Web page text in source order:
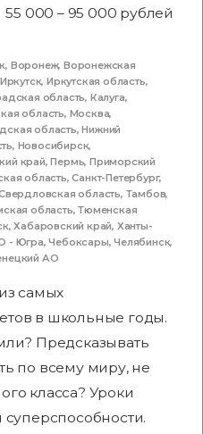
55 000 – 95 000 рублей
, Воронеж,Воронежская
Иркутск,Иркутская область,
область, Калуга,
область, Москва,
область,Нижний
, Новосибирск,
край,Пермь,Приморский
область,Санкт-Петербург,
область, Тамбов,
область,Тюменская
,Хабаровский край, Ханты-
- Югра,Чебоксары,Челябинск,
АО
самых
в школьные годы.
Предсказывать
по всему миру, не
класса? Уроки